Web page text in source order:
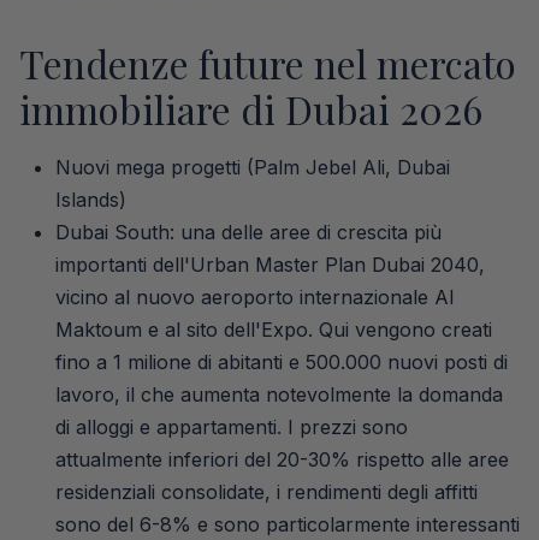
Tendenze future nel mercato
immobiliare di Dubai 2026
Nuovi mega progetti (Palm Jebel Ali, Dubai
Islands)
Dubai South: una delle aree di crescita più
importanti dell'Urban Master Plan Dubai 2040,
vicino al nuovo aeroporto internazionale Al
Maktoum e al sito dell'Expo. Qui vengono creati
fino a 1 milione di abitanti e 500.000 nuovi posti di
lavoro, il che aumenta notevolmente la domanda
di alloggi e appartamenti. I prezzi sono
attualmente inferiori del 20-30% rispetto alle aree
residenziali consolidate, i rendimenti degli affitti
sono del 6-8% e sono particolarmente interessanti